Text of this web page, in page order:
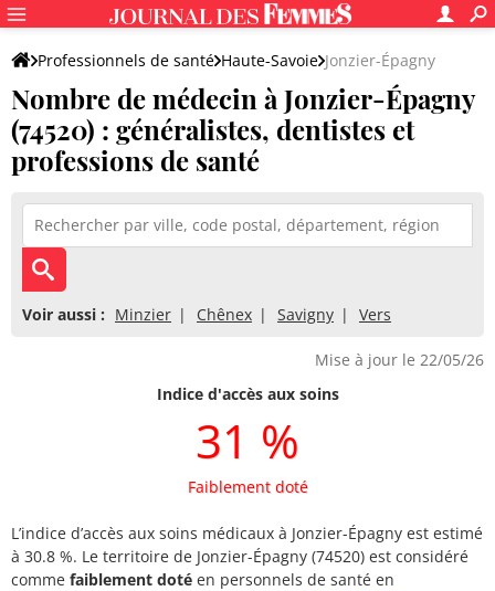
Professionnels de santé Haute-Savoie Jonzier-Épagny
Nombre de médecin à Jonzier-Épagny
(74520) : généralistes, dentistes et
professions de santé
Voir aussi : Minzier Chênex Savigny Vers
Mise à jour le 22/05/26
Indice d'accès aux soins
31 %
Faiblement doté
L’indice d’accès aux soins médicaux à Jonzier-Épagny est estimé
à 30.8 %. Le territoire de Jonzier-Épagny (74520) est considéré
comme faiblement doté en personnels de santé en